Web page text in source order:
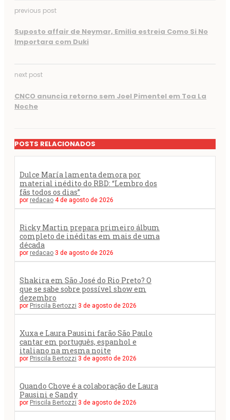
previous post
Suposto affair de Neymar, Emilia estreia Como Si No
Importara com Duki
next post
CNCO anuncia retorno sem Joel Pimentel em Toa La
Noche
POSTS RELACIONADOS
Dulce María lamenta demora por
material inédito do RBD: “Lembro dos
fãs todos os dias”
por redacao 4 de agosto de 2026
Ricky Martin prepara primeiro álbum
completo de inéditas em mais de uma
década
por redacao 3 de agosto de 2026
Shakira em São José do Rio Preto? O
que se sabe sobre possível show em
dezembro
por Priscila Bertozzi 3 de agosto de 2026
Xuxa e Laura Pausini farão São Paulo
cantar em português, espanhol e
italiano na mesma noite
por Priscila Bertozzi 3 de agosto de 2026
Quando Chove é a colaboração de Laura
Pausini e Sandy
por Priscila Bertozzi 3 de agosto de 2026